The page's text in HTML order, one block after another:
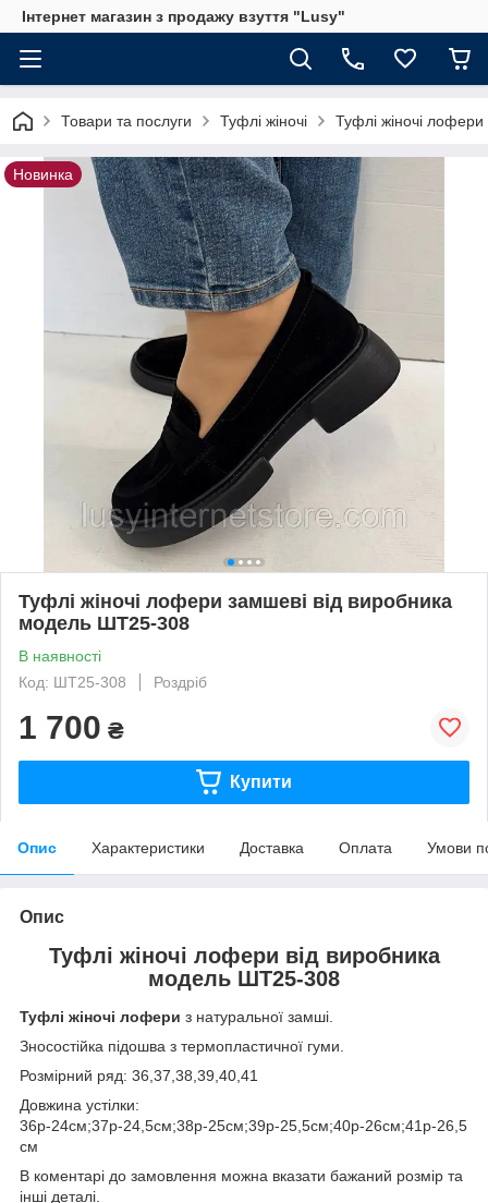
Інтернет магазин з продажу взуття "Lusy"
Товари та послуги Туфлі жіночі Туфлі жіночі
Новинка
Туфлі жіночі лофери замшеві від виробника
модель ШТ25-308
В наявності
Код: ШТ25-308
Роздріб
1 700 ₴
Купити
Опис Характеристики Доставка Оплата Умови
Опис
Туфлі жіночі лофери від виробника
модель ШТ25-308
Туфлі жіночі лофери з натуральної замші.
Зносостійка підошва з термопластичної гуми.
Розмірний ряд: 36,37,38,39,40,41
Довжина устілки:
36р-24см;37р-24,5см;38р-25см;39р-25,5см;40р-26см;41р-26,5
см
В коментарі до замовлення можна вказати бажаний розмір та
інші деталі.